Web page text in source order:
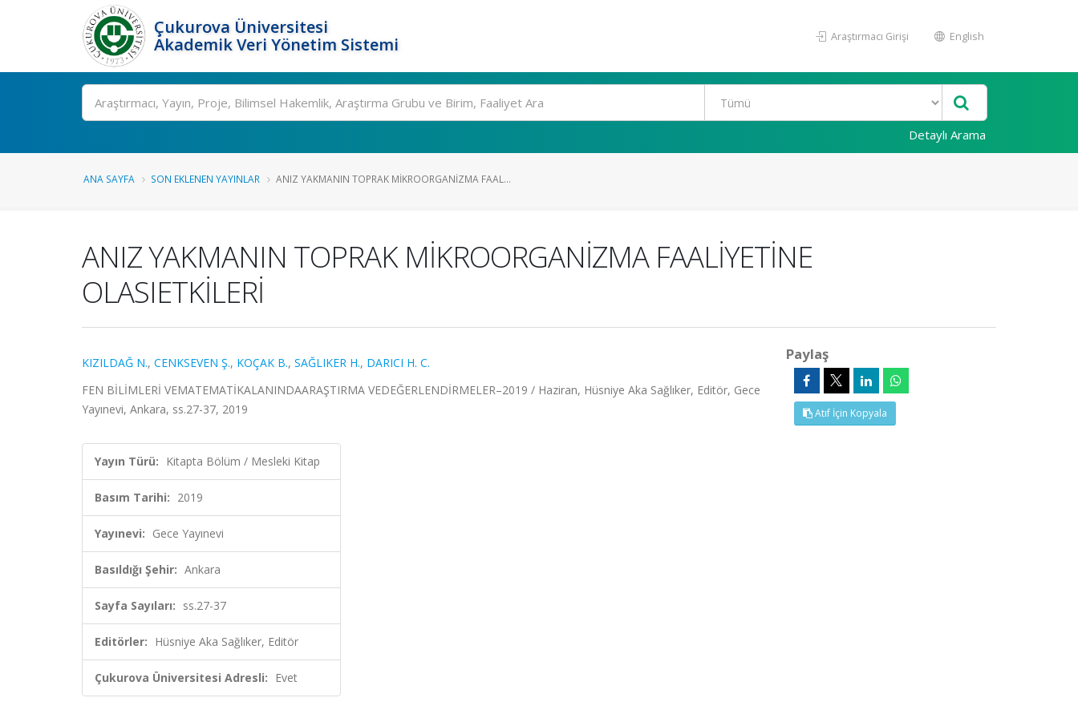
Çukurova Üniversitesi
Akademik Veri Yönetim Sistemi
Araştırmacı Girişi English
Ara
Detaylı Arama
ANA SAYFA SON EKLENEN YAYINLAR ANIZ YAKMANIN TOPRAK MİKROORGANİZMA FAAL...
ANIZ YAKMANIN TOPRAK MİKROORGANİZMA FAALİYETİNE
OLASIETKİLERİ
KIZILDAĞ N., CENKSEVEN Ş., KOÇAK B., SAĞLIKER H., DARICI H. C.
FEN BİLİMLERİ VEMATEMATİKALANINDAARAŞTIRMA VEDEĞERLENDİRMELER–2019 / Haziran, Hüsniye Aka Sağlıker, Editör, Gece
Yayınevi, Ankara, ss.27-37, 2019
Yayın Türü: Kitapta Bölüm / Mesleki Kitap
Basım Tarihi: 2019
Yayınevi: Gece Yayınevi
Basıldığı Şehir: Ankara
Sayfa Sayıları: ss.27-37
Editörler: Hüsniye Aka Sağlıker, Editör
Çukurova Üniversitesi Adresli: Evet
Paylaş
Atıf İçin Kopyala